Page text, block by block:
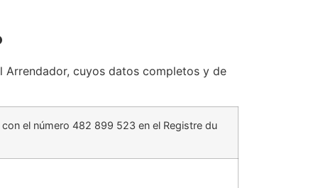
Arrendador, cuyos datos completos y de
el número 482 899 523 en el Registre du